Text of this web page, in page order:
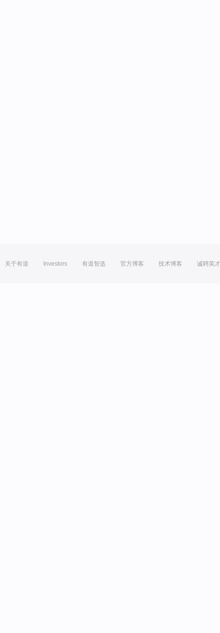
关于有道 Investors 有道智选 官方博客 技术博客 诚聘英才